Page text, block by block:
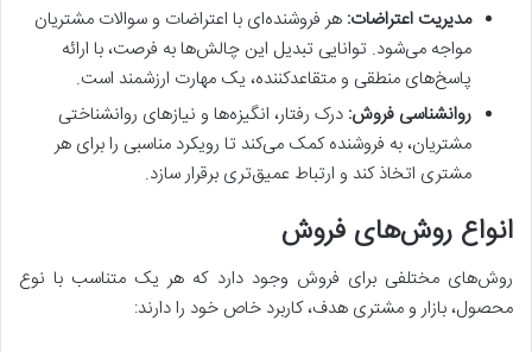
مدیریت اعتراضات: هر فروشنده‌ای با اعتراضات و سوالات مشتریان
مواجه می‌شود. توانایی تبدیل این چالش‌ها به فرصت، با ارائه
پاسخ‌های منطقی و متقاعدکننده، یک مهارت ارزشمند است.
روانشناسی فروش: درک رفتار، انگیزه‌ها و نیازهای روانشناختی
مشتریان، به فروشنده کمک می‌کند تا رویکرد مناسبی را برای هر
مشتری اتخاذ کند و ارتباط عمیق‌تری برقرار سازد.
انواع روش‌های فروش
روش‌های مختلفی برای فروش وجود دارد که هر یک متناسب با نوع
محصول، بازار و مشتری هدف، کاربرد خاص خود را دارند: